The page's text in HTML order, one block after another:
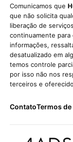
Comunicamos que
que não solicita
liberação de
continuamente para
informações,
desatualizado em
temos controle
por isso não nos
terceiros e
ContatoTermos de